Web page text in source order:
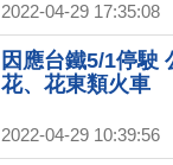
2022-04-29 17:35:08
因應台鐵5/1停駛
花、花東類火車
2022-04-29 10:39:56